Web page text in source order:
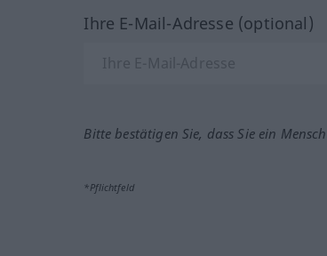
Ihre E-Mail-Adresse (optional)
Bitte bestätigen Sie, dass Sie ein
*Pflichtfeld